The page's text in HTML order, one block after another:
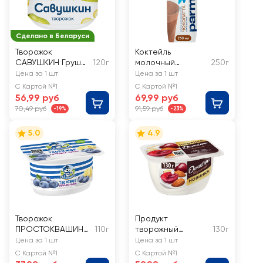
Сделано в Беларуси
Творожок
САВУШКИН Груша,
банан 3,5%, без
змж
120г
Цена за 1 шт
С Картой №1
56,99 руб
70,49 руб -19%
Коктейль
молочный
PARMALAT
Чоколатта 1,9%,
без змж
250г
Цена за 1 шт
С Картой №1
69,99 руб
91,59 руб -23%
5.0
Творожок
ПРОСТОКВАШИНО
с голубикой,
бананом 3,6%, без
змж
110г
Цена за 1 шт
С Картой №1
4.9
Продукт
творожный
ДАНИССИМО
Вишнево-
миндальный
130г
Цена за 1 шт
С Картой №1